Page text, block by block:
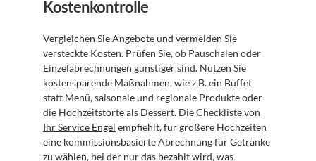
Kostenkontrolle
Vergleichen Sie Angebote und vermeiden Sie
versteckte Kosten. Prüfen Sie, ob Pauschalen oder
Einzelabrechnungen günstiger sind. Nutzen Sie
kostensparende Maßnahmen, wie z.B. ein Buffet
statt Menü, saisonale und regionale Produkte oder
die Hochzeitstorte als Dessert. Die Checkliste von
Ihr Service Engel empfiehlt, für größere Hochzeiten
eine kommissionsbasierte Abrechnung für Getränke
zu wählen, bei der nur das bezahlt wird, was